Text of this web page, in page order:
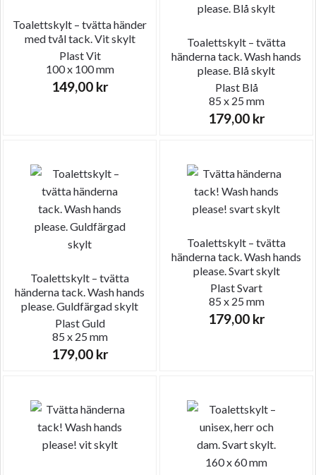
Toalettskylt – tvätta händer
med tvål tack. Vit skylt
PlastVit
100 x 100 mm
149,00 kr
Toalettskylt – tvätta
händerna tack. Wash hands
please. Blå skylt
Plast Blå
85 x 25 mm
179,00 kr
Toalettskylt – tvätta
händerna tack. Wash hands
please. Guldfärgad skylt
PlastGuld
85 x 25 mm
179,00 kr
Toalettskylt – tvätta
händerna tack. Wash hands
please. Svart skylt
PlastSvart
85 x 25 mm
179,00 kr